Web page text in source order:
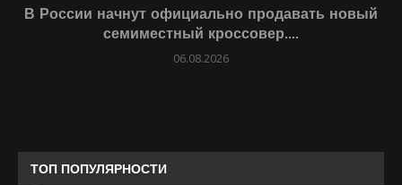
В России начнут официально продавать новый
семиместный кроссовер....
06.08.2026
ТОП ПОПУЛЯРНОСТИ